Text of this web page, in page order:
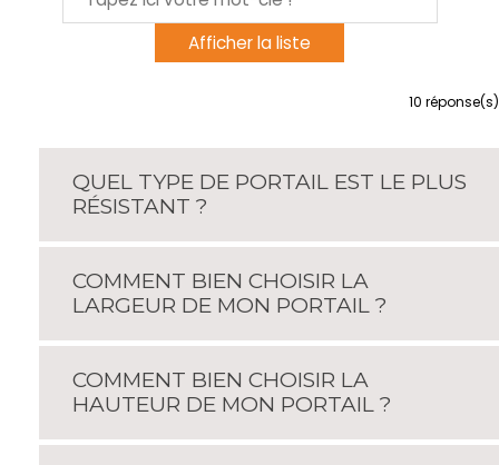
10 réponse(s)
QUEL TYPE DE PORTAIL EST LE PLUS
RÉSISTANT ?
COMMENT BIEN CHOISIR LA
LARGEUR DE MON PORTAIL ?
COMMENT BIEN CHOISIR LA
HAUTEUR DE MON PORTAIL ?